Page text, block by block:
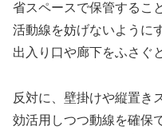
省スペースで保管するこ
活動線を妨げないように
出入り口や廊下をふさぐ
反対に、壁掛けや縦置き
効活用しつつ動線を確保